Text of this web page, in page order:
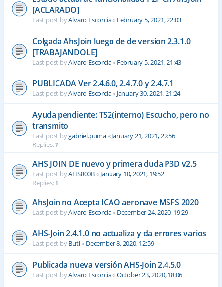
[ACLARADO]
Last post byAlvaro Escorcia« February 5, 2021, 22:03
Colgada AhsJoin luego de de version 2.3.1.0
[TRABAJANDOLE]
Last post byAlvaro Escorcia« February 5, 2021, 21:43
PUBLICADA Ver 2.4.6.0, 2.4.7.0 y 2.4.7.1
Last post byAlvaro Escorcia« January 30, 2021, 21:24
Ayuda pendiente: TS2(interno) Escucho, pero no
transmito
Last post bygabriel.puma«January 21, 2021, 22:56
Replies:7
AHS JOIN DE nuevo y primera duda P3D v2.5
Last post byAHS800B«January 10, 2021, 19:52
Replies:1
AhsJoin no Acepta ICAO aeronave MSFS 2020
Last post byAlvaro Escorcia« December 24, 2020, 19:29
AHS-Join 2.4.1.0 no actualiza y da errores varios
Last post byButi« December 8, 2020, 12:59
Publicada nueva versión AHS-Join 2.4.5.0
Last post byAlvaro Escorcia«October 23, 2020, 18:06